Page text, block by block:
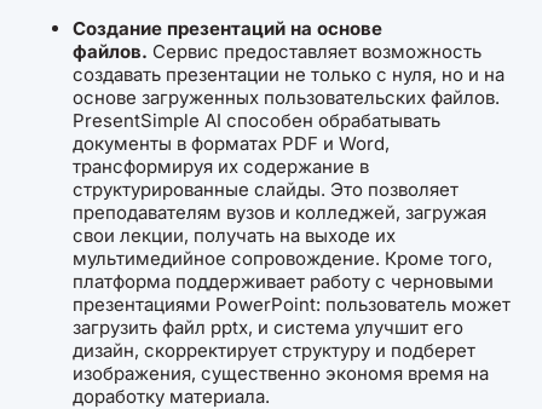
Создание презентаций на основе
файлов. Сервис предоставляет возможность
создавать презентации не только с нуля, но и на
основе загруженных пользовательских файлов.
PresentSimple AI способен обрабатывать
документы в форматах PDF и Word,
трансформируя их содержание в
структурированные слайды. Это позволяет
преподавателям вузов и колледжей, загружая
свои лекции, получать на выходе их
мультимедийное сопровождение. Кроме того,
платформа поддерживает работу с черновыми
презентациями PowerPoint: пользователь может
загрузить файл pptx, и система улучшит его
дизайн, скорректирует структуру и подберет
изображения, существенно экономя время на
доработку материала.